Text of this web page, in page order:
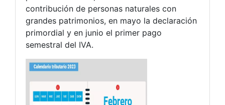
contribución de personas naturales con
grandes patrimonios, en mayo la declaración
primordial y en junio el primer pago
semestral del IVA.